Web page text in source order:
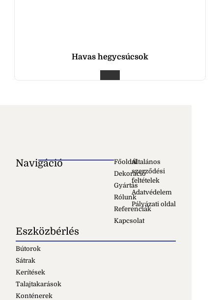
Havas hegycsúcsok
Navigáció
Főoldal
Dekoráció
Gyártás
Rólunk
Referenciák
Kapcsolat
Általános
szerződési
feltételek
Adatvédelem
Pályázati oldal
Eszközbérlés
Bútorok
Sátrak
Kerítések
Talajtakarások
Konténerek